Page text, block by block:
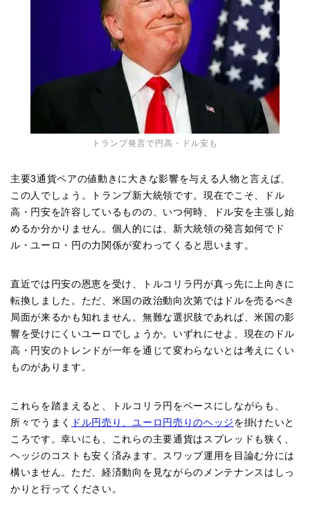
トランプ発言で円高・ドル安も
主要3通貨ペアの値動きに大きな影響を与える人物と言えば、
この人でしょう。トランプ新大統領です。現在でこそ、ドル
高・円安を許容しているものの、いつ何時、ドル安を主張し始
めるか分かりません。個人的には、新大統領の発言如何でド
ル・ユーロ・円の力関係が変わってくると思います。
直近では円安の恩恵を受け、トルコリラ円が真っ先に上向きに
転換しました。ただ、米国の政治動向次第ではドルを売るべき
局面が来るかも知れません。無難な選択肢であれば、米国の影
響を受けにくいユーロでしょうか。いずれにせよ、現在のドル
高・円安のトレンドが一年を通じて変わらないとは考えにくい
ものがあります。
これらを踏まえると、トルコリラ円をベースにしながらも、
所々でうまく
ドル円売り、ユーロ円売りのヘッジ を掛けたいと
ころです。幸いにも、これらの主要通貨はスプレッドも狭く、
ヘッジのコストも安く済みます。スワップ運用を目論む分には
構いません。ただ、経済動向を見ながらのメンテナンスはしっ
かりと行ってください。